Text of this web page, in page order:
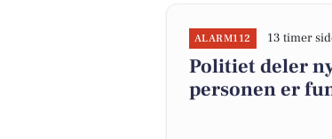
ALARM112 13 timer
Politiet deler
personen er